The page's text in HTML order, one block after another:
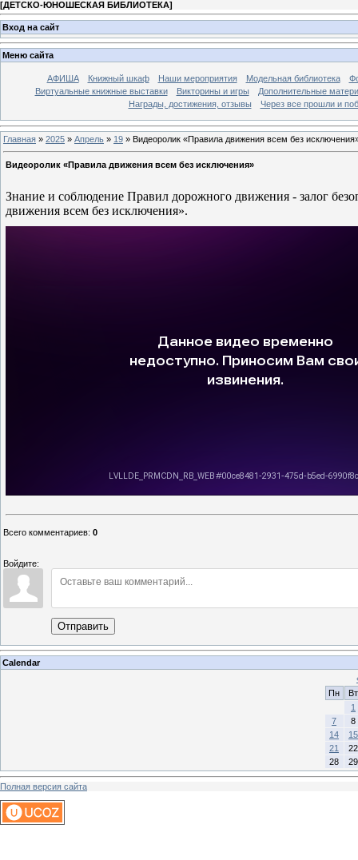
[ДЕТСКО-ЮНОШЕСКАЯ БИБЛИОТЕКА]
Вход на сайт
Меню сайта
АФИША Книжный шкаф Наши мероприятия Модельная библиотека
Виртуальные книжные выставки
Викторины и игры
Дополнительные
Награды, достижения, отзывы
Через все прошли и
Главная » 2025 » Апрель » 19 » Видеоролик «Правила движения всем без
Видеоролик «Правила движения всем без исключения»
Знание и соблюдение Правил дорожного движения - залог
движения всем без исключения».
Всего комментариев: 0
Войдите:
Отправить
Calendar
Пн
Вт
1
7
8
14
15
21
22
28
29
Полная версия сайта